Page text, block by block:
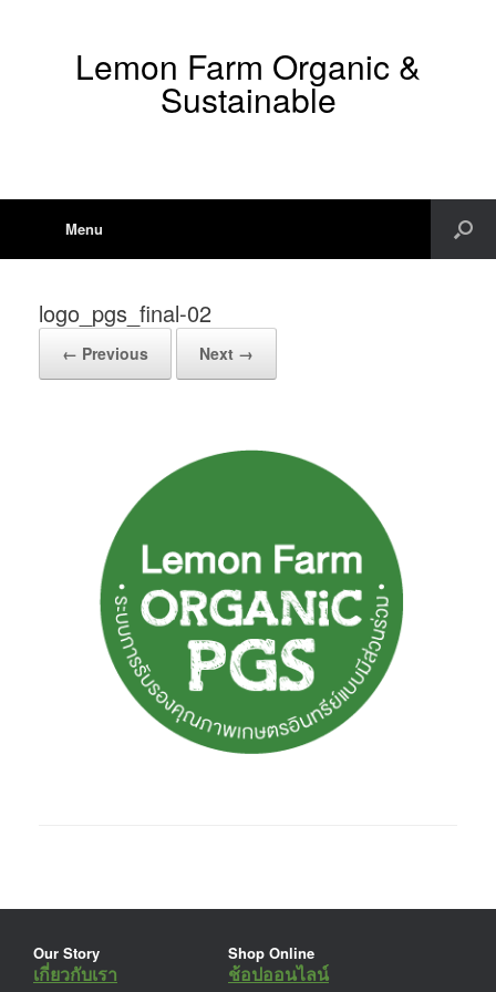
Lemon Farm Organic &
Sustainable
Menu
logo_pgs_final-02
← Previous Next →
Our Story
เกี่ยวกับเรา
Shop Online
ช้อปออนไลน์